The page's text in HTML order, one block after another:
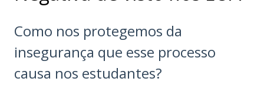
Como nos protegemos da
insegurança que esse processo
causa nos estudantes?